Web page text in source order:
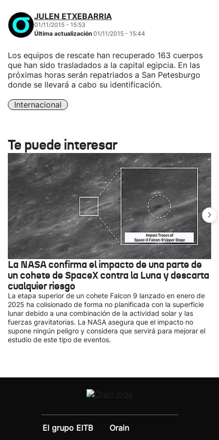
JULEN ETXEBARRIA
01/11/2015 - 15:53
Última actualización 01/11/2015 - 15:44
Los equipos de rescate han recuperado 163 cuerpos
que han sido trasladados a la capital egipcia. En las
próximas horas serán repatriados a San Petesburgo
donde se llevará a cabo su identificación.
Internacional
Te puede interesar
La NASA confirma el impacto de una parte de
un cohete de SpaceX contra la Luna y descarta
cualquier riesgo
La etapa superior de un cohete Falcon 9 lanzado en enero de
2025 ha colisionado de forma no planificada con la superficie
lunar debido a una combinación de la actividad solar y las
fuerzas gravitatorias. La NASA asegura que el impacto no
supone ningún peligro y considera que servirá para mejorar el
estudio de este tipo de eventos.
El grupo EITB
Orain